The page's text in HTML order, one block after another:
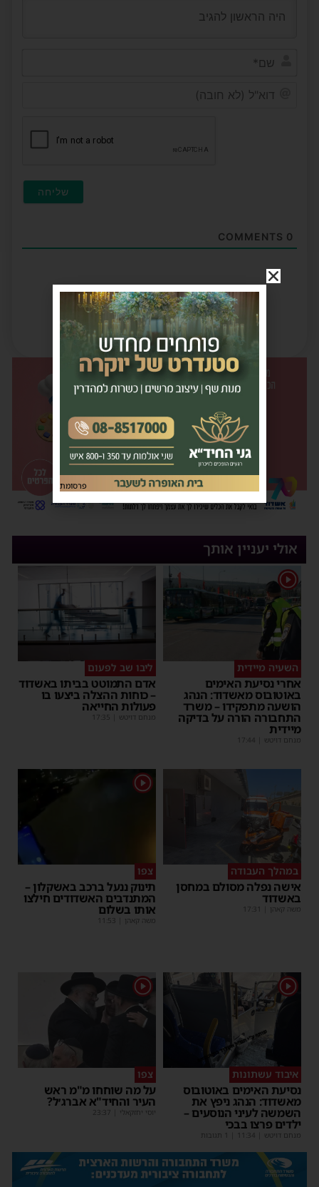
0
אולי יעניין אותך
1
השעיה מיידית
אחרי נסיעת האימים
באוטובוס מאשדוד: הנהג
הושעה מתפקידו – משרד
התחבורה הורה על בדיקה
מיידית
מנחם דויטש 17:44
ליבו שב לפעום
אדם התמוטט בביתו באשדוד
– כוחות ההצלה ביצעו בו
פעולות החייאה
מנחם דויטש 17:35
במהלך העבודה
אישה נפלה מסולם במחסן
באשדוד
משה קאהן 17:31
1
צפו
תינוק ננעל ברכב באשקלון –
המתנדבים האשדודים חילצו
אותו בשלום
משה קאהן 11:53
1
איבוד עשתונות
נסיעת האימים באוטובוס
מאשדוד: הנהג ניפץ את
השמשה לעיני הנוסעים –
ילדים פרצו בבכי
מנחם דויטש 11:34
1
צפו
על מה שוחחו מ"מ ראש
העיר והחיד"א אברג׳ל?
יוסי יחזקאלי 23:37
פרסומת